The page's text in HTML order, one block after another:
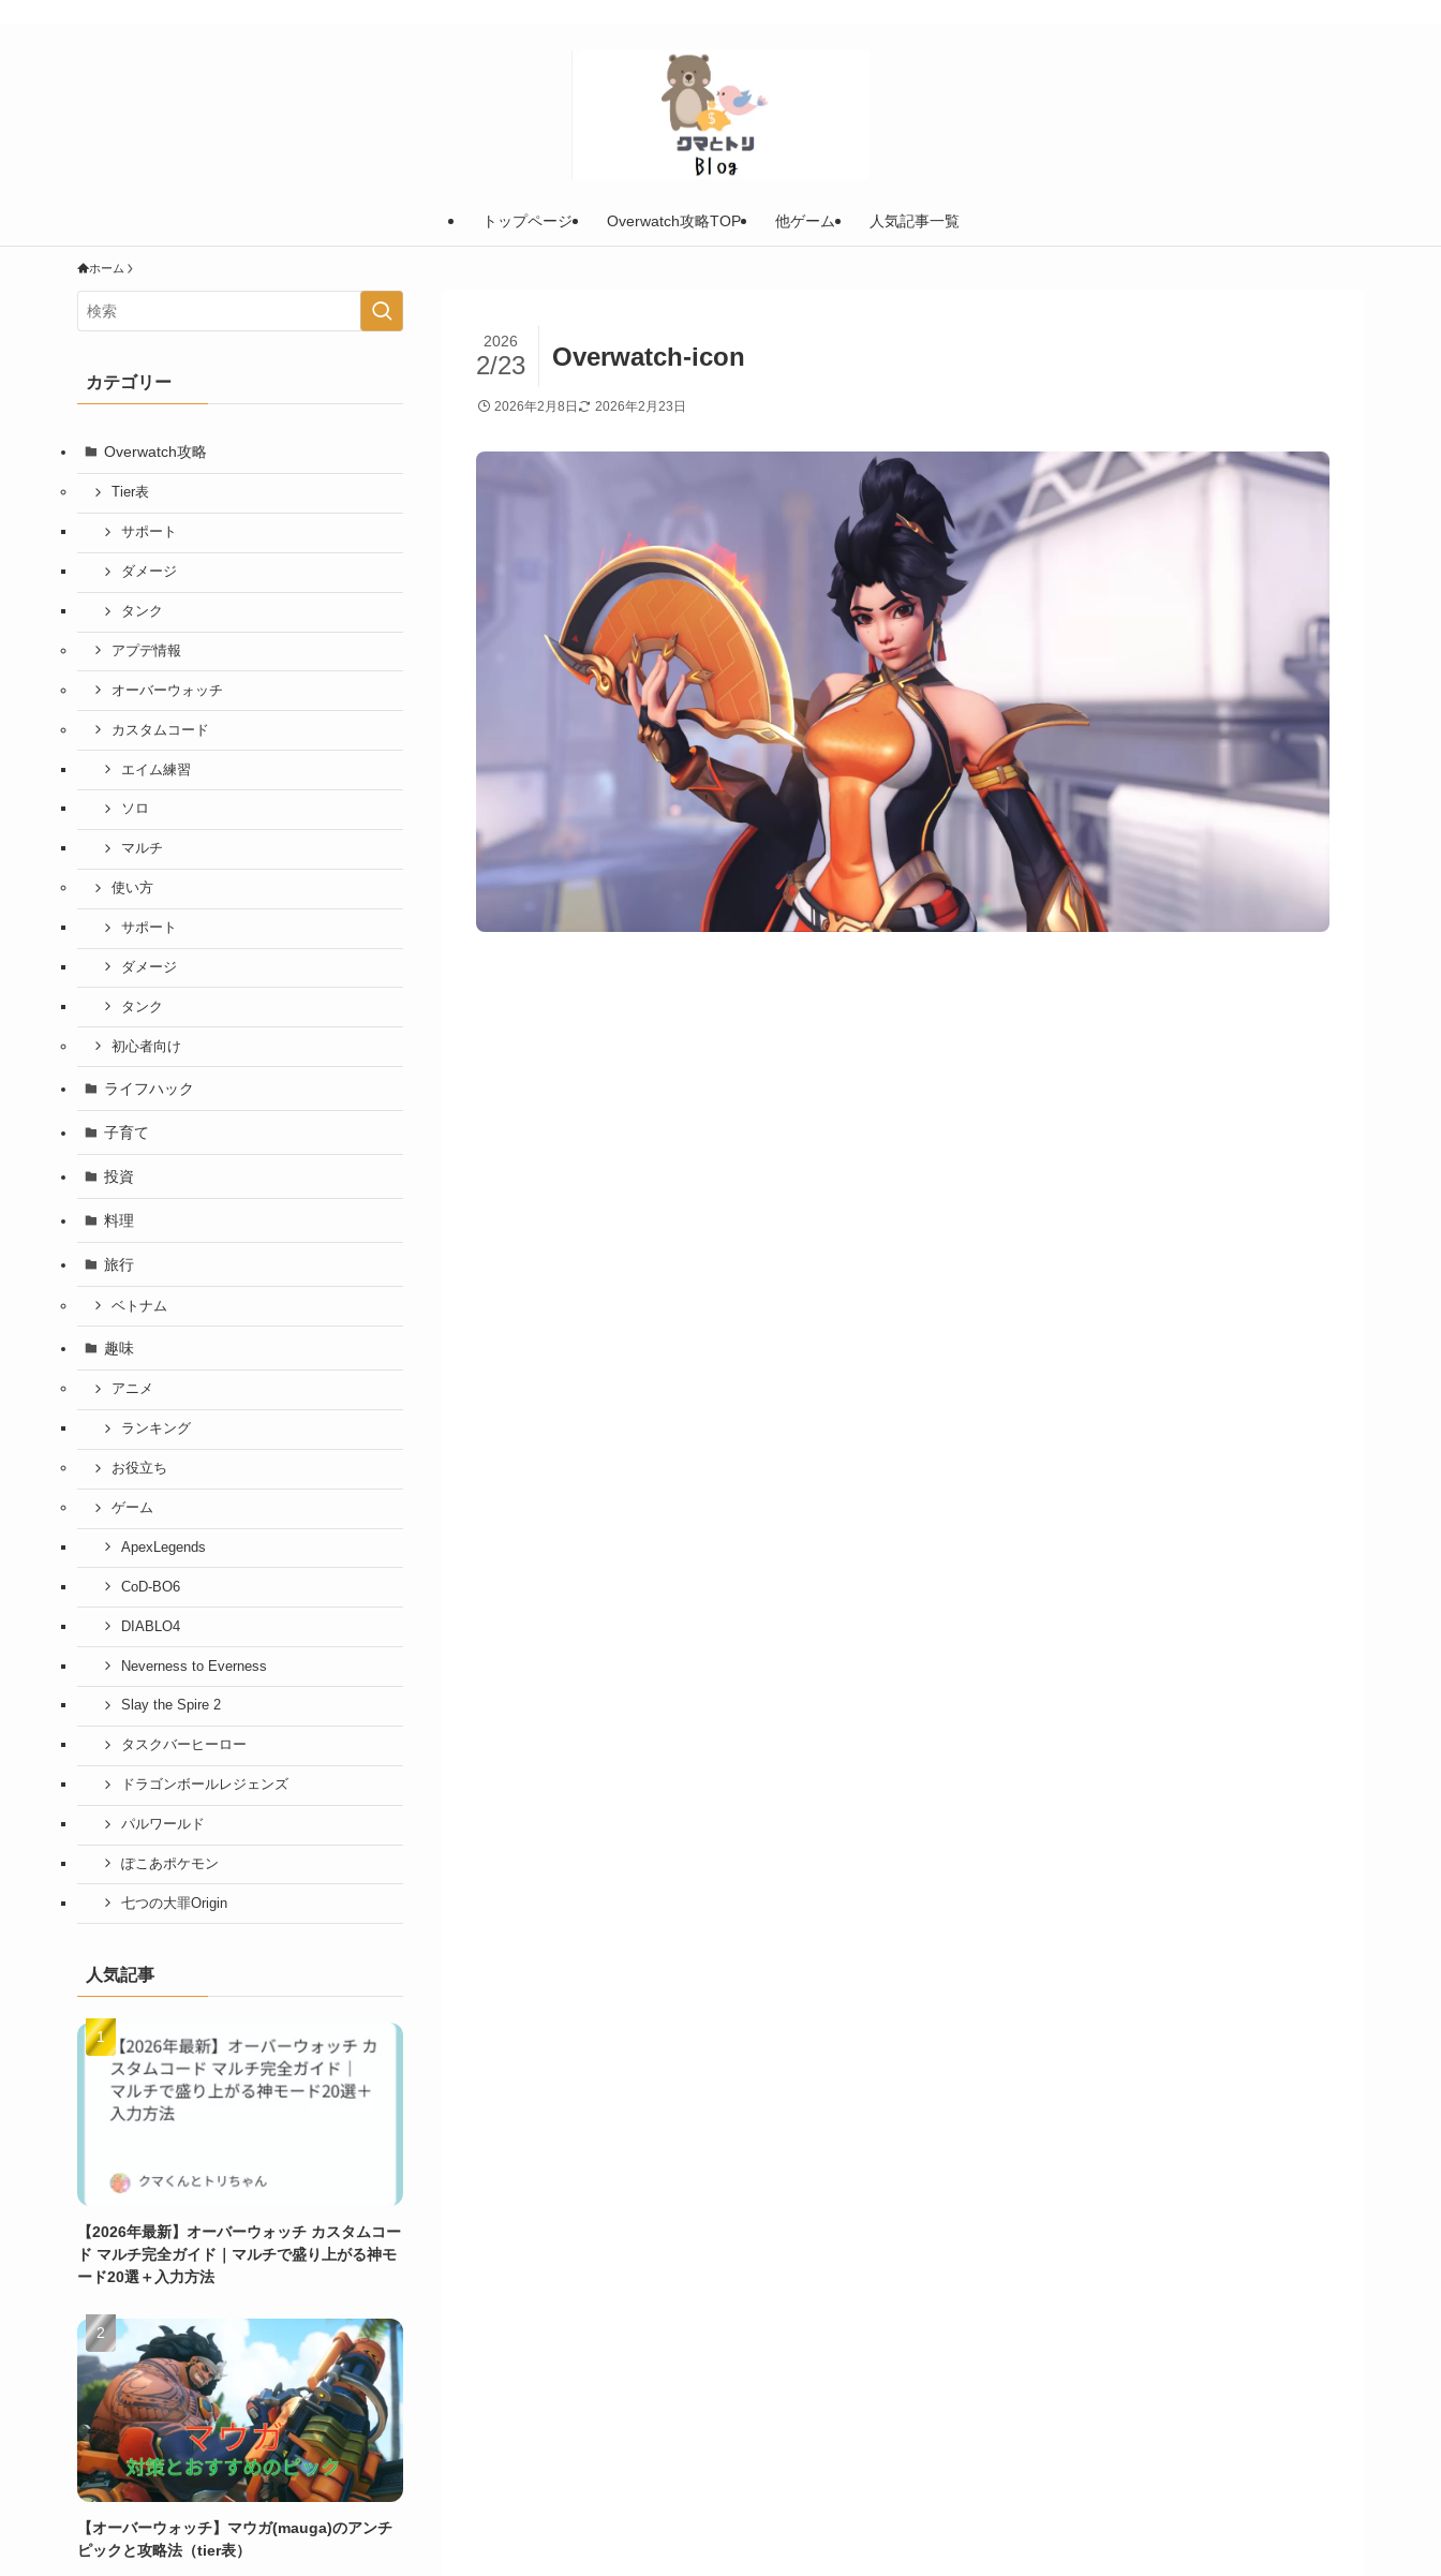
トップページ Overwatch攻略TOP 他ゲーム 人気記事一覧
ホーム
Overwatch-icon
2026
2/23
2026年2月8日 2026年2月23日
カテゴリー
Overwatch攻略
Tier表
サポート
ダメージ
タンク
アプデ情報
オーバーウォッチ
カスタムコード
エイム練習
ソロ
マルチ
使い方
サポート
ダメージ
タンク
初心者向け
ライフハック
子育て
投資
料理
旅行
ベトナム
趣味
アニメ
ランキング
お役立ち
ゲーム
ApexLegends
CoD-BO6
DIABLO4
Neverness to Everness
Slay the Spire 2
タスクバーヒーロー
ドラゴンボールレジェンズ
パルワールド
ぽこあポケモン
七つの大罪Origin
人気記事
【2026年最新】オーバーウォッチ カスタムコー
ド マルチ完全ガイド｜マルチで盛り上がる神モ
ード20選＋入力方法
【オーバーウォッチ】マウガ(mauga)のアンチ
ピックと攻略法（tier表）